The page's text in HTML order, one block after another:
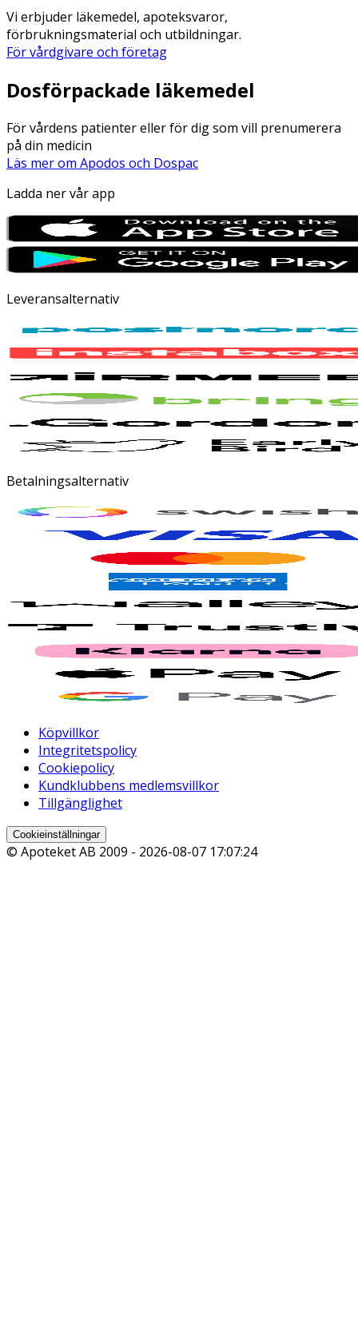
Vi erbjuder läkemedel, apoteksvaror,
förbrukningsmaterial och utbildningar.
För vårdgivare och företag
Dosförpackade läkemedel
För vårdens patienter eller för dig som vill prenumerera
på din medicin
Läs mer om Apodos och Dospac
Ladda ner vår app
Leveransalternativ
Betalningsalternativ
Köpvillkor
Integritetspolicy
Cookiepolicy
Kundklubbens medlemsvillkor
Tillgänglighet
Cookieinställningar
© Apoteket AB 2009 - 2026-08-07 17:07:24